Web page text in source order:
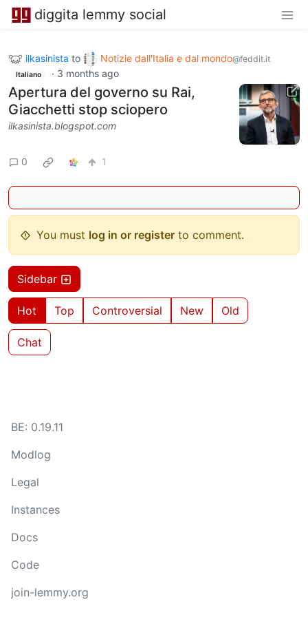
diggita lemmy social
ilkasinista to Notizie dall'Italia e dal mondo@feddit.it
Italiano · 3 months ago
Apertura del governo su Rai,
Giacchetti stop sciopero
ilkasinista.blogspot.com
0 1
You must log in or register to comment.
Sidebar
Hot Top Controversial New Old
Chat
BE: 0.19.11
Modlog
Legal
Instances
Docs
Code
join-lemmy.org